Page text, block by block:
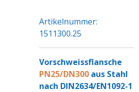
Artikelnummer:
1511300.25
Vorschweissflansche
PN25/DN300 aus Stahl
nach DIN2634/EN1092-1